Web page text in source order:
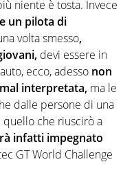
niente è tosta. Invece
un pilota di
volta smesso,
devi essere in
ecco, adesso non
interpretata, ma le
dalle persone di una
quello che riuscirò a
infatti impegnato
GT World Challenge